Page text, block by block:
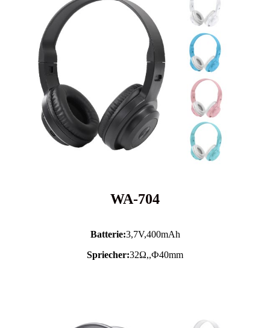
WA-704
Batterie:3,7V,400mAh
Spriecher:32Ω,,Ф40mm